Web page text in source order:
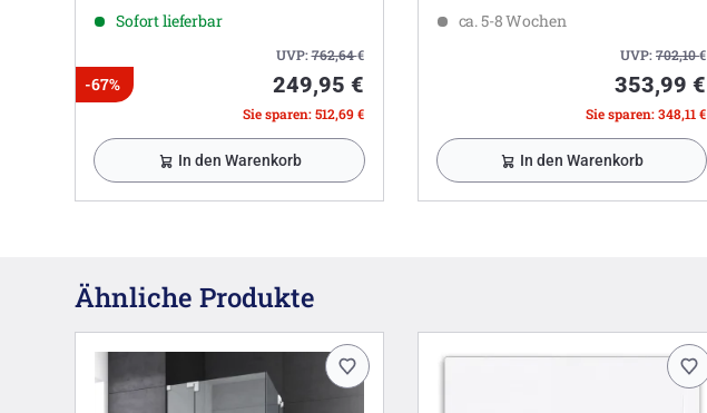
Sofort lieferbar
UVP:762,64€
-67% 249,95 €
Sie sparen: 512,69 €
In den Warenkorb
ca. 5-8 Wochen
UVP:702,10€
353,99 €
Sie sparen: 348,11 €
In den Warenkorb
Ähnliche Produkte